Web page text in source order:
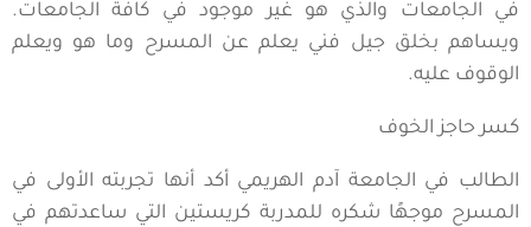
في الجامعات والذي هو غير موجود في كافة الجامعات.
ويساهم بخلق جيل فني يعلم عن المسرح وما هو ويعلم
الوقوف عليه.
كسر حاجز الخوف
الطالب في الجامعة آدم الهريمي أكد أنها تجربته الأولى في
المسرح موجهًا شكره للمدربة كريستين التي ساعدتهم في